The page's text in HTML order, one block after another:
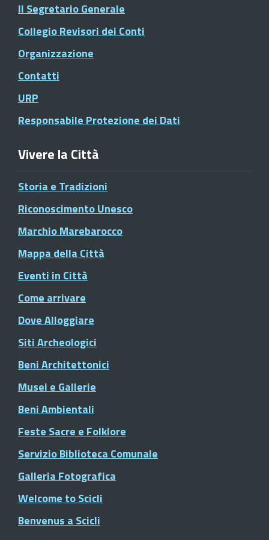
Il Segretario Generale
Collegio Revisori dei Conti
Organizzazione
Contatti
URP
Responsabile Protezione dei Dati
Vivere la Città
Storia e Tradizioni
Riconoscimento Unesco
Marchio Marebarocco
Mappa della Città
Eventi in Città
Come arrivare
Dove Alloggiare
Siti Archeologici
Beni Architettonici
Musei e Gallerie
Beni Ambientali
Feste Sacre e Folklore
Servizio Biblioteca Comunale
Galleria Fotografica
Welcome to Scicli
Benvenus a Scicli